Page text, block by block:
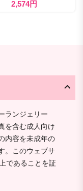
2,574円
ランジェリー
を含む成人向け
内容を未成年の
。このウェブサ
であることを証